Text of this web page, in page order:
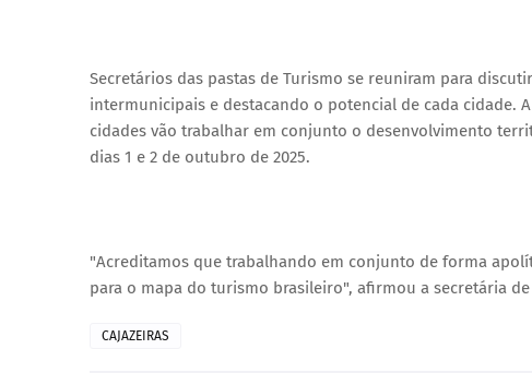
Secretários das pastas de Turismo se reuniram para
intermunicipais e destacando o potencial de cada cidade.
cidades vão trabalhar em conjunto o desenvolvimento
dias 1 e 2 de outubro de 2025.
"Acreditamos que trabalhando em conjunto de forma
para o mapa do turismo brasileiro", afirmou a secretária de
CAJAZEIRAS